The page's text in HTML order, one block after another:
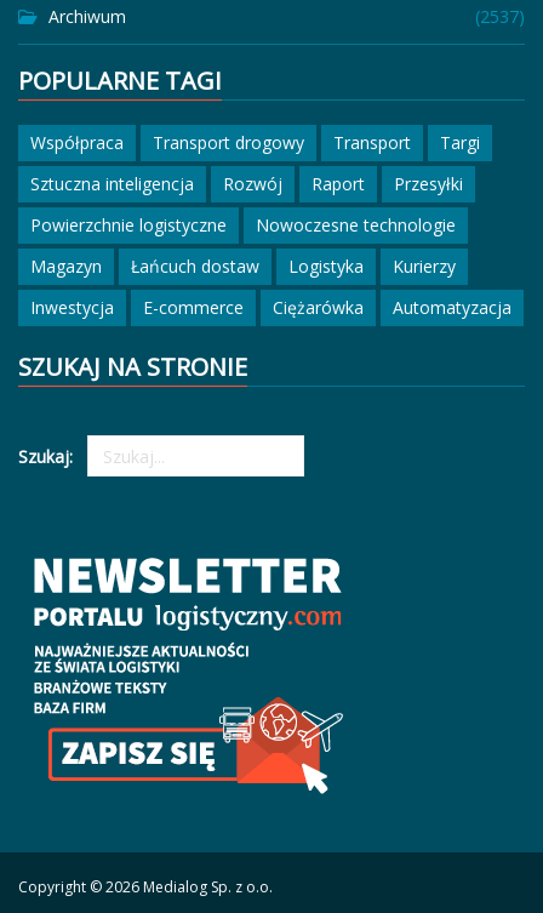
Archiwum (2537)
POPULARNE TAGI
Współpraca Transport drogowy Transport
Targi
Sztuczna inteligencja
Rozwój Raport
Przesyłki
Powierzchnie logistyczne
Nowoczesne technologie
Magazyn
Łańcuch dostaw Logistyka
Kurierzy
Inwestycja
E-commerce Ciężarówka Automatyzacja
SZUKAJ NA STRONIE
Szukaj:
Copyright © 2026 Medialog Sp. z o.o.